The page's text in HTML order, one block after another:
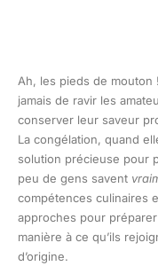
Ah, les pieds de mouton
jamais de ravir les
conserver leur saveur
La congélation, quand
solution précieuse pour
peu de gens savent
compétences culinaires
approches pour
manière à ce qu’ils
d’origine.